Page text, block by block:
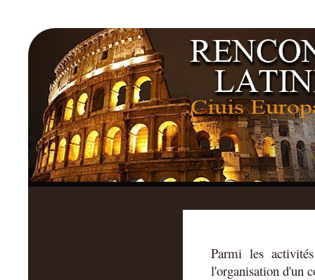
Parmi les
l'organisation d'un